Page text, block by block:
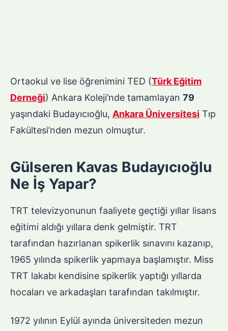
Ortaokul ve lise öğrenimini TED (Türk Eğitim
Derneği) Ankara Koleji’nde tamamlayan 79
yaşındaki Budayıcıoğlu, Ankara Üniversitesi Tıp
Fakültesi’nden mezun olmuştur.
Gülseren Kavas Budayıcıoğlu
Ne İş Yapar?
TRT televizyonunun faaliyete geçtiği yıllar lisans
eğitimi aldığı yıllara denk gelmiştir. TRT
tarafından hazırlanan spikerlik sınavını kazanıp,
1965 yılında spikerlik yapmaya başlamıştır. Miss
TRT lakabı kendisine spikerlik yaptığı yıllarda
hocaları ve arkadaşları tarafından takılmıştır.
1972 yılının Eylül ayında üniversiteden mezun